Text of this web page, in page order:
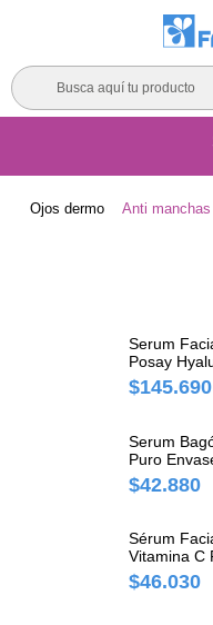
Busca aquí tu producto
Ojos dermo Anti
Serum
Posay
ml
$145.690
Serum
Puro
$42.880
Sérum
Vitamina C
$46.030